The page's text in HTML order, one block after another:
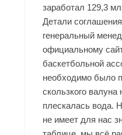
заработал 129,3
Детали
генеральный
официальному
баскетбольной
необходимо было
скользкого валуна
плескалась вода.
не имеет для нас